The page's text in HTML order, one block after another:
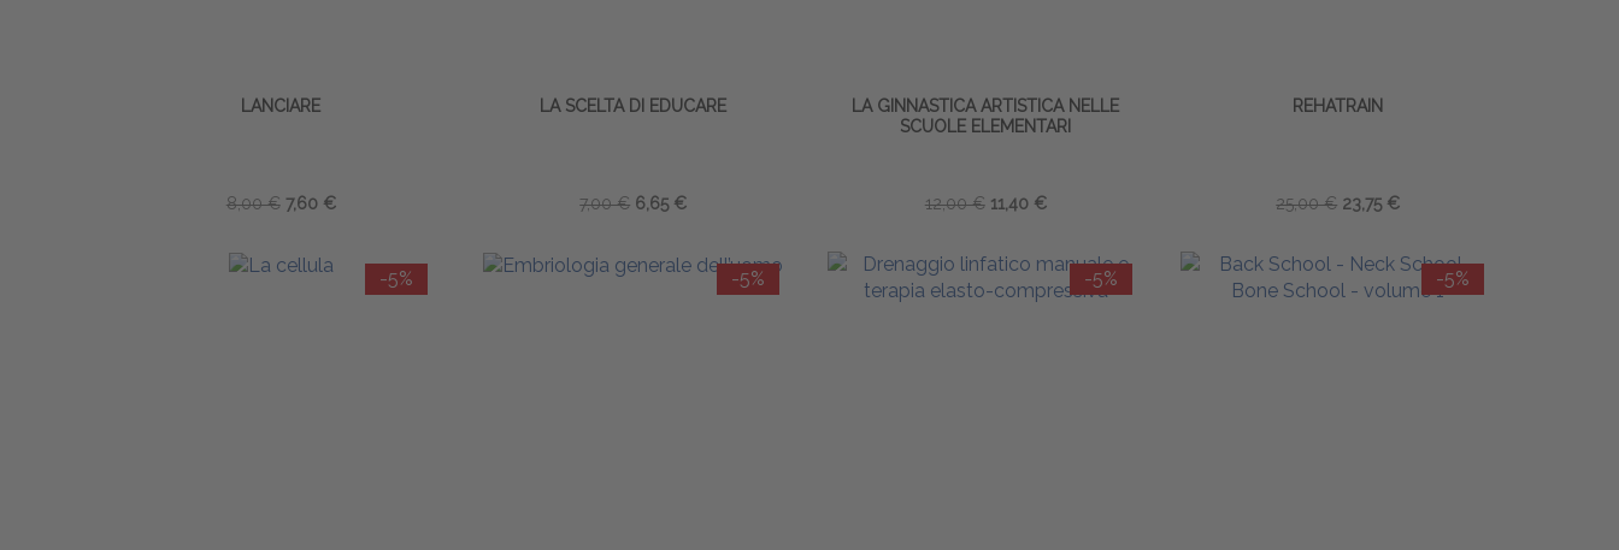
LANCIARE
8,00 € 7,60 €
LA SCELTA DI EDUCARE
7,00 € 6,65 €
LA GINNASTICA ARTISTICA NELLE
SCUOLE ELEMENTARI
12,00 € 11,40 €
REHATRAIN
25,00 € 23,75 €
-5% -5% -5% -5%